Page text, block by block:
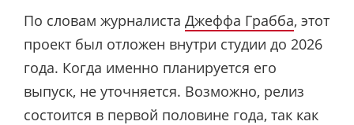
По словам журналиста Джеффа Грабба, этот
проект был отложен внутри студии до 2026
года. Когда именно планируется его
выпуск, не уточняется. Возможно, релиз
состоится в первой половине года, так как